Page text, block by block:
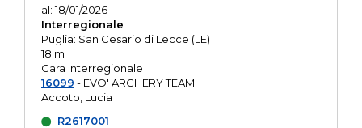
al: 18/01/2026
Interregionale
Puglia: San Cesario di Lecce (LE)
18 m
Gara Interregionale
16099 - EVO' ARCHERY TEAM
Accoto, Lucia
R2617001